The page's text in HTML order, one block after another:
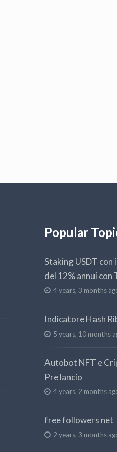
Popular
Staking USDT con
del 12% annui con
4 years, 3 months
Indicatore Hash
5 years, 10 months
Autobot NFT e
Pre lancio
4 years, 2 months
free followers net
2 years, 3 months